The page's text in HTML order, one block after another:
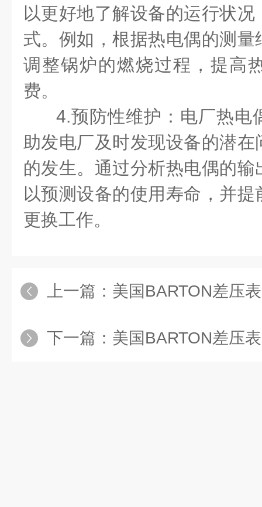
以更好地了解设备的运行状
式。例如，根据热电偶的测
调整锅炉的燃烧过程，提高
费。
4.预防性维护：电厂热电
助发电厂及时发现设备的潜
的发生。通过分析热电偶的
以预测设备的使用寿命，并
更换工作。
上一篇： 美国BARTON差压
下一篇： 美国BARTON差压表：用于